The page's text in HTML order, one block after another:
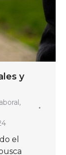
y
,
el